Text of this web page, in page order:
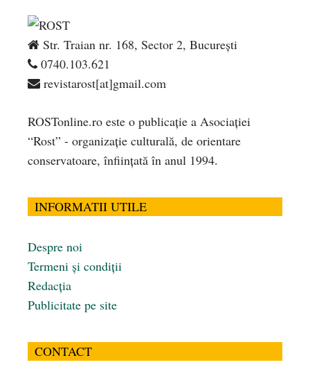
Str. Traian nr. 168, Sector 2, București
0740.103.621
revistarost[at]gmail.com
ROSTonline.ro este o publicaţie a Asociaţiei
“Rost” - organizaţie culturală, de orientare
conservatoare, înfiinţată în anul 1994.
INFORMATII UTILE
Despre noi
Termeni și condiții
Redacția
Publicitate pe site
CONTACT